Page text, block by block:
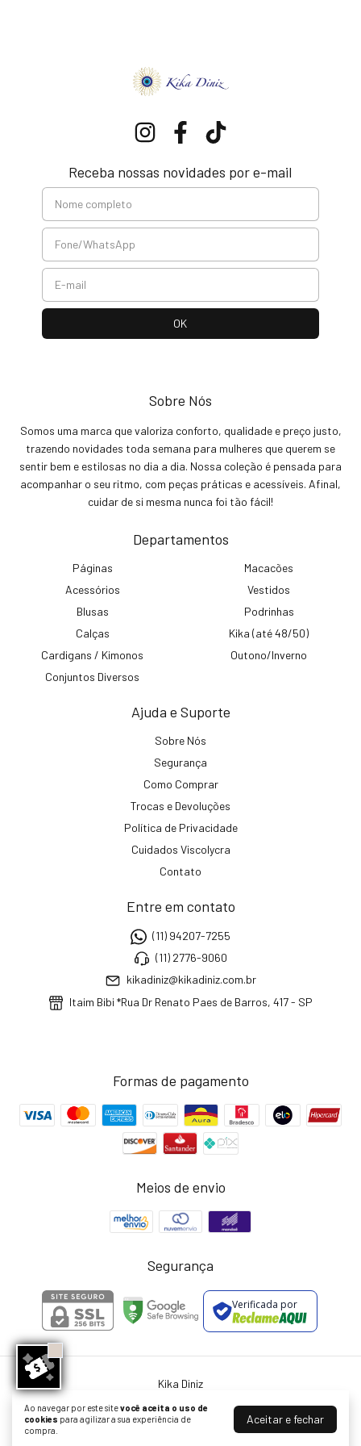
Ao navegar por este sitevocê aceita o uso de
cookies para agilizar a sua experiência de
compra.
Aceitar e fechar
Receba nossas novidades por e-mail
Sobre Nós
Somos uma marca que valoriza conforto, qualidade e preço justo,
trazendo novidades toda semana para mulheres que querem se
sentir bem e estilosas no dia a dia. Nossa coleção é pensada para
acompanhar o seu ritmo, com peças práticas e acessíveis. Afinal,
cuidar de si mesma nunca foi tão fácil!
Departamentos
Páginas
Acessórios
Blusas
Calças
Cardigans / Kimonos
Conjuntos Diversos
Macacões
Vestidos
Podrinhas
Kika (até 48/50)
Outono/Inverno
Ajuda e Suporte
Sobre Nós
Segurança
Como Comprar
Trocas e Devoluções
Política de Privacidade
Cuidados Viscolycra
Contato
Entre em contato
(11) 94207-7255
(11) 2776-9060
kikadiniz@kikadiniz.com.br
Itaim Bibi *Rua Dr Renato Paes de Barros, 417 - SP
Formas de pagamento
Meios de envio
Segurança
Verificada por
Kika Diniz
©2026. Kika Diniz - 13055913000157. Todos os direitos reservados.